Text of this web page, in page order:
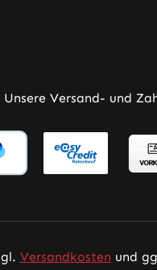
Link)
(externer Link)
Unsere Versand- und
Versandkosten und